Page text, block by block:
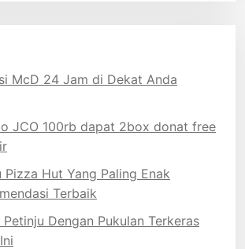
McD 24 Jam di Dekat Anda
JCO 100rb dapat 2box donat free
Pizza Hut Yang Paling Enak
Terbaik
Petinju Dengan Pukulan Terkeras